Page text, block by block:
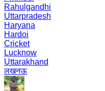
Rahulgandhi
Uttarpradesh
Haryana
Hardoi
Cricket
Lucknow
Uttarakhand
लखनऊ